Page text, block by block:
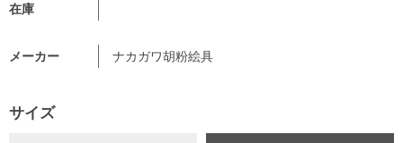
在庫
メーカー ナカガワ胡粉絵具
サイズ